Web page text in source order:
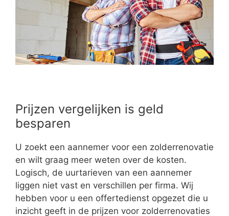
Prijzen vergelijken is geld
besparen
U zoekt een aannemer voor een zolderrenovatie
en wilt graag meer weten over de kosten.
Logisch, de uurtarieven van een aannemer
liggen niet vast en verschillen per firma. Wij
hebben voor u een offertedienst opgezet die u
inzicht geeft in de prijzen voor zolderrenovaties